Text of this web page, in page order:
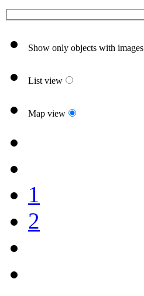
Show only objects with images
List view
Map view
1
2